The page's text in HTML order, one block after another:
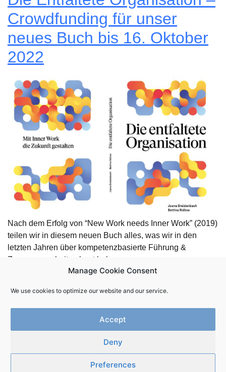
Manage Cookie Consent
We use cookies to optimize our website and our service.
Accept
Deny
Preferences
Crowdfunding für unser
neues Buch bis 16. Oktober
2022
Nach dem Erfolg von “New Work needs Inner Work” (2019)
teilen wir in diesem neuen Buch alles, was wir in den
letzten Jahren über kompetenzbasierte Führung &
Zusammenarbeit gelernt haben. …
Innerwork.online | Copyright 2025
Impressum